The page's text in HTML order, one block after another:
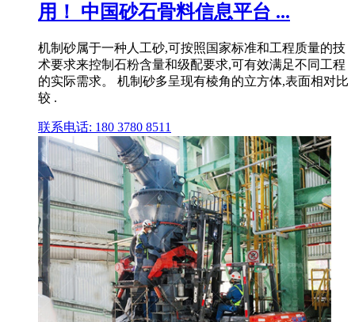
用！ 中国砂石骨料信息平台 ...
机制砂属于一种人工砂,可按照国家标准和工程质量的技
术要求来控制石粉含量和级配要求,可有效满足不同工程
的实际需求。 机制砂多呈现有棱角的立方体,表面相对比
较 .
联系电话: 180 3780 8511